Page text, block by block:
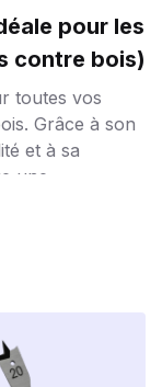
pour les
contre bois)
toutes vos
Grâce à son
et à sa
une
et au gel,